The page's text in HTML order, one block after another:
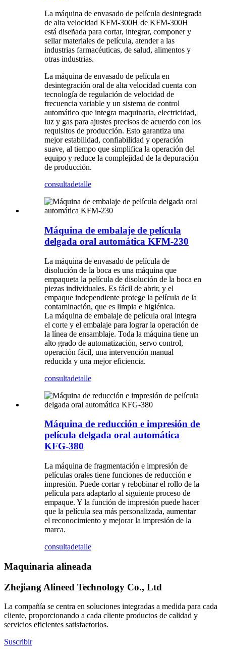
La máquina de envasado de película desintegrada
de alta velocidad KFM-300H de KFM-300H
está diseñada para cortar, integrar, componer y
sellar materiales de película, atender a las
industrias farmacéuticas, de salud, alimentos y
otras industrias.
La máquina de envasado de película en
desintegración oral de alta velocidad cuenta con
tecnología de regulación de velocidad de
frecuencia variable y un sistema de control
automático que integra maquinaria, electricidad,
luz y gas para ajustes precisos de acuerdo con los
requisitos de producción. Esto garantiza una
mejor estabilidad, confiabilidad y operación
suave, al tiempo que simplifica la operación del
equipo y reduce la complejidad de la depuración
de producción.
consultadetalle
Máquina de embalaje de película
delgada oral automática KFM-230
La máquina de envasado de película de
disolución de la boca es una máquina que
empaqueta la película de disolución de la boca en
piezas individuales. Es fácil de abrir, y el
empaque independiente protege la película de la
contaminación, que es limpia e higiénica.
La máquina de embalaje de película oral integra
el corte y el embalaje para lograr la operación de
la línea de ensamblaje. Toda la máquina tiene un
alto grado de automatización, servo control,
operación fácil, una intervención manual
reducida y una mejor eficiencia.
consultadetalle
Máquina de reducción e impresión de
película delgada oral automática
KFG-380
La máquina de fragmentación e impresión de
películas orales tiene funciones de reducción e
impresión. Puede cortar y rebobinar el rollo de la
película para adaptarlo al siguiente proceso de
empaque. Y la función de impresión puede hacer
que la película sea más personalizada, aumentar
el reconocimiento y mejorar la impresión de la
marca.
consultadetalle
Maquinaria alineada
Zhejiang Alineed Technology Co., Ltd
La compañía se centra en soluciones integradas a medida para cada
cliente, proporcionando a cada cliente productos de calidad y
servicios eficientes satisfactorios.
Suscribir